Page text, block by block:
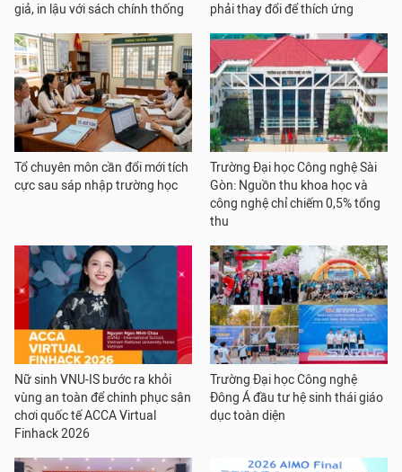
giả, in lậu với sách chính thống
phải thay đổi để thích ứng
Tổ chuyên môn cần đổi mới tích
cực sau sáp nhập trường học
Trường Đại học Công nghệ Sài
Gòn: Nguồn thu khoa học và
công nghệ chỉ chiếm 0,5% tổng
thu
Nữ sinh VNU-IS bước ra khỏi
vùng an toàn để chinh phục sân
chơi quốc tế ACCA Virtual
Finhack 2026
Trường Đại học Công nghệ
Đông Á đầu tư hệ sinh thái giáo
dục toàn diện